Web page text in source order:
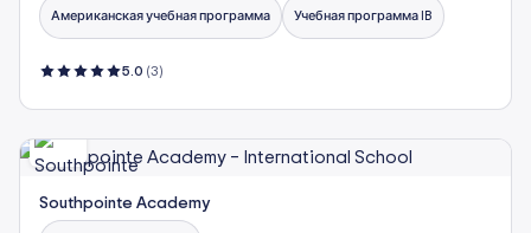
Американская учебная программа Учебная программа IB
5.0 (3)
Southpointe Academy